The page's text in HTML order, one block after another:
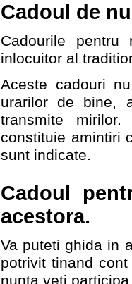
Cadoul de
Cadourile
inlocuitor al
Aceste cadouri
urarilor de bine,
transmite
constituie amintiri
sunt indicate.
Cadoul
acestora.
Va puteti ghida in
potrivit tinand
nunta veti